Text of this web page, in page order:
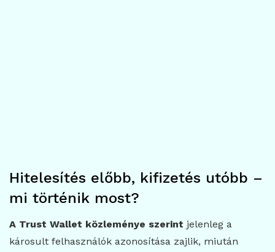
Hitelesítés előbb, kifizetés utóbb –
mi történik most?
A Trust Wallet közleménye szerint jelenleg a
károsult felhasználók azonosítása zajlik, miután